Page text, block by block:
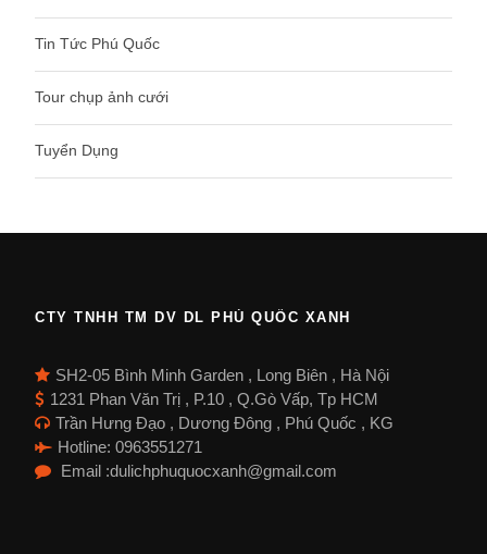
Tin Tức Phú Quốc
Tour chụp ảnh cưới
Tuyển Dụng
CTY TNHH TM DV DL PHÚ QUỐC XANH
SH2-05 Bình Minh Garden , Long Biên , Hà Nội
1231 Phan Văn Trị , P.10 , Q.Gò Vấp, Tp HCM
Trần Hưng Đạo , Dương Đông , Phú Quốc , KG
Hotline: 0963551271
Email :dulichphuquocxanh@gmail.com